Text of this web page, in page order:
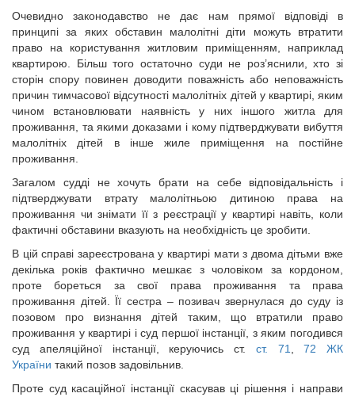
Очевидно законодавство не дає нам прямої відповіді в
принципі за яких обставин малолітні діти можуть втратити
право на користування житловим приміщенням, наприклад
квартирою. Більш того остаточно суди не роз’яснили, хто зі
сторін спору повинен доводити поважність або неповажність
причин тимчасової відсутності малолітніх дітей у квартирі, яким
чином встановлювати наявність у них іншого житла для
проживання, та якими доказами і кому підтверджувати вибуття
малолітніх дітей в інше жиле приміщення на постійне
проживання.
Загалом судді не хочуть брати на себе відповідальність і
підтверджувати втрату малолітньою дитиною права на
проживання чи знімати її з реєстрації у квартирі навіть, коли
фактичні обставини вказують на необхідність це зробити.
В цій справі зареєстрована у квартирі мати з двома дітьми вже
декілька років фактично мешкає з чоловіком за кордоном,
проте бореться за свої права проживання та права
проживання дітей. Її сестра – позивач звернулася до суду із
позовом про визнання дітей таким, що втратили право
проживання у квартирі і суд першої інстанції, з яким погодився
суд апеляційної інстанції, керуючись ст. ст. 71 ,72 ЖК
України такий позов задовільнив.
Проте суд касаційної інстанції скасував ці рішення і направи